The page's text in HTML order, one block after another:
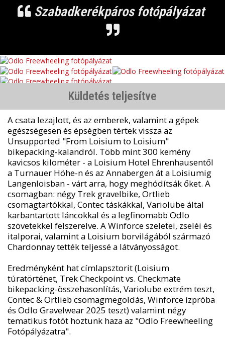
Szabadkerékpáros fotópályázat
Küldetés teljesítve
A csata lezajlott, és az emberek, valamint a gépek
egészségesen és épségben tértek vissza az
Unsupported "From Loisium to Loisium"
bikepacking-kalandról. Több mint 300 kemény
kavicsos kilométer - a Loisium Hotel Ehrenhausentől
a Turnauer Höhe-n és az Annabergen át a Loisiumig
Langenloisban - várt arra, hogy meghódítsák őket. A
csomagban: négy Trek gravelbike, Ortlieb
csomagtartókkal, Contec táskákkal, Variolube által
karbantartott láncokkal és a legfinomabb Odlo
szövetekkel felszerelve. A Winforce szeletei, zseléi és
italporai, valamint a Loisium borvilágából származó
Chardonnay tették teljessé a látványosságot.
Eredményként hat címlapsztorit (Loisium
túratörténet, Trek Checkpoint vs. Checkmate
bikepacking-összehasonlítás, Variolube extrém teszt,
Contec & Ortlieb csomagmegoldás, Winforce ízpróba
és Odlo Gravelwear 2025 teszt) valamint négy
tematikus fotót hoztunk haza az "Odlo Freewheeling
Fotópályázatra".